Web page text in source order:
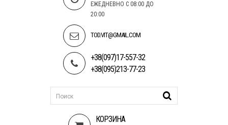
ЕЖЕДНЕВНО С 08:00 ДО
20:00
TOD.VIT@GMAIL.COM
+38(097)17-557-32
+38(095)213-77-23
КОРЗИНА